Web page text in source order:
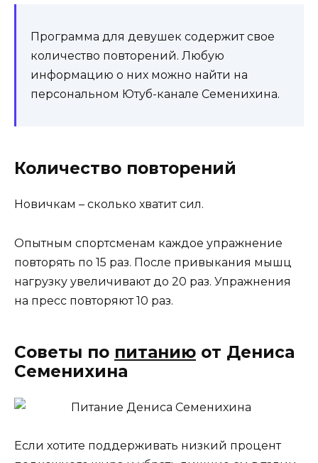
Программа для девушек содержит свое
количество повторений. Любую
информацию о них можно найти на
персональном Ютуб-канале Семенихина.
Количество повторений
Новичкам – сколько хватит сил.
Опытным спортсменам каждое упражнение
повторять по 15 раз. После привыкания мышц
нагрузку увеличивают до 20 раз. Упражнения
на пресс повторяют 10 раз.
Советы по питанию от Дениса
Семенихина
Если хотите поддерживать низкий процент